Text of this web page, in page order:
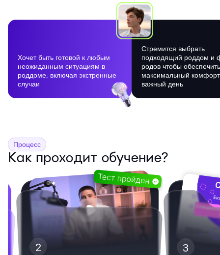
Хочет быть готовой к любым
неожиданным ситуациям в
роддоме, включая экстренные
случаи
Стремится выбрать
подходящий роддом и
родов чтобы
максимальный комфорт
важный день
Процесс
Как проходит обучение?
2
3